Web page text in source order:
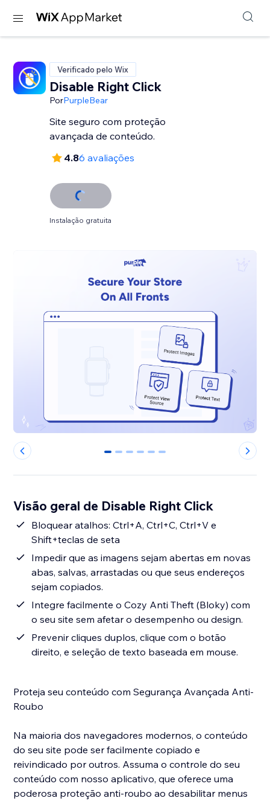
Verificado pelo Wix
Disable Right Click
PorPurpleBear
Site seguro com proteção
avançada de conteúdo.
4.86 avaliações
Instalação gratuita
0 1 2 3 4 5
Visão geral de Disable Right Click
Bloquear atalhos: Ctrl+A, Ctrl+C, Ctrl+V e
Shift+teclas de seta
Impedir que as imagens sejam abertas em novas
abas, salvas, arrastadas ou que seus endereços
sejam copiados.
Integre facilmente o Cozy Anti Theft (Bloky) com
o seu site sem afetar o desempenho ou design.
Prevenir cliques duplos, clique com o botão
direito, e seleção de texto baseada em mouse.
Proteja seu conteúdo com Segurança Avançada Anti-
Roubo
Na maioria dos navegadores modernos, o conteúdo
do seu site pode ser facilmente copiado e
reivindicado por outros. Assuma o controle do seu
conteúdo com nosso aplicativo, que oferece uma
poderosa proteção anti-roubo ao desabilitar menus